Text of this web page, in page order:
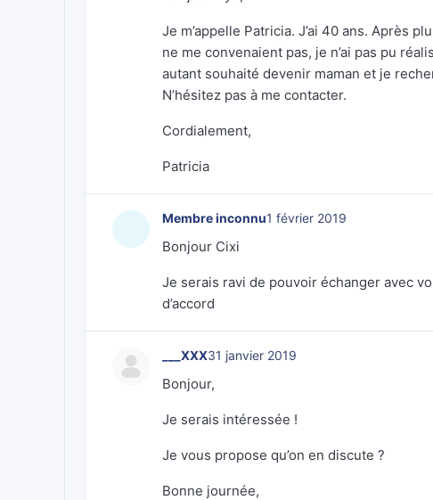
Je m’appelle Patricia. J’ai 40 ans. Après
ne me convenaient pas, je n’ai pas pu
autant souhaité devenir maman et je
N’hésitez pas à me contacter.
Cordialement,
Patricia
Membre inconnu1 février 2019
Bonjour Cixi
Je serais ravi de pouvoir échanger avec
d’accord
___XXX31 janvier 2019
Bonjour,
Je serais intéressée !
Je vous propose qu’on en discute ?
Bonne journée,